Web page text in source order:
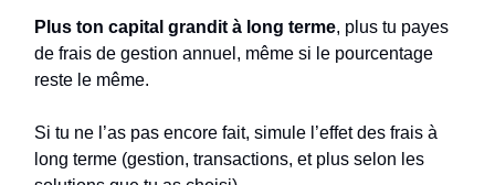
Plus ton capital grandit à long terme, plus tu payes
de frais de gestion annuel, même si le pourcentage
reste le même.
Si tu ne l’as pas encore fait, simule l’effet des frais à
long terme (gestion, transactions, et plus selon les